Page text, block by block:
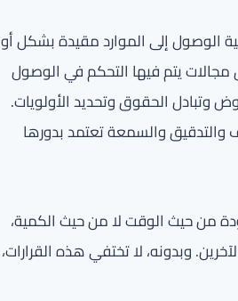
الوصول إلى الموارد مقيدة بشكل أو
مجالات يتم فيها التحكم في الوصول
وتبادل الحقوق وتحديد الأولويات.
والتدقيق والسمعة تعتمد بدورها
من حيث الوقت لا من حيث الكمية،
وبدونه، لا تختفي هذه القرارات،